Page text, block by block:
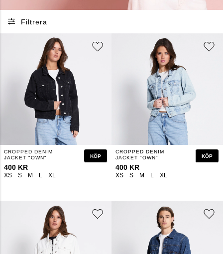
Filtrera
XS S M L XL
CROPPED DENIM
JACKET "OWN"
400 KR
KÖP
XS S M L XL
CROPPED DENIM
JACKET "OWN"
400 KR
KÖP